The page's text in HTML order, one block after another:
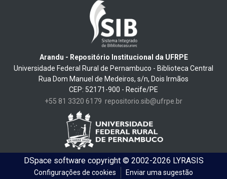
Arandu - Repositório Institucional da UFRPE
Universidade Federal Rural de Pernambuco - Biblioteca Central
Rua Dom Manuel de Medeiros, s/n, Dois Irmãos
CEP: 52171-900 - Recife/PE
+55 81 3320 6179 repositorio.sib@ufrpe.br
DSpace softwarecopyright © 2002-2026 LYRASIS
Configurações de cookies Enviar uma sugestão